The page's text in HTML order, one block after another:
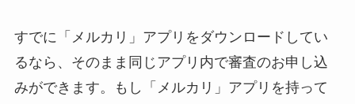
すでに「メルカリ」アプリをダウンロードしてい
るなら、そのまま同じアプリ内で審査のお申し込
みができます。もし「メルカリ」アプリを持って